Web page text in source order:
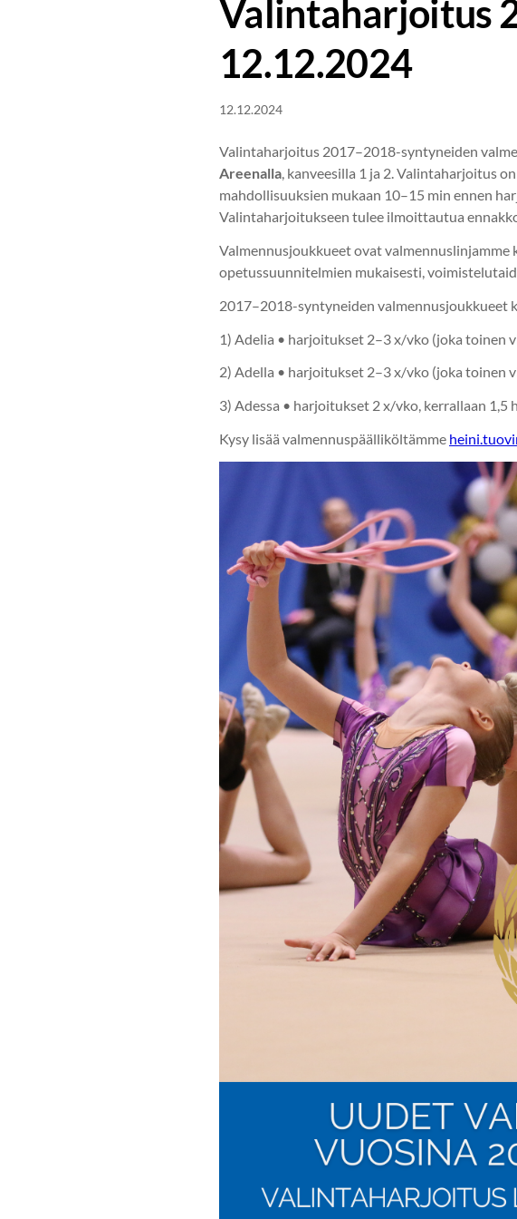
Valintaharjoitus
12.12.2024
12.12.2024
Valintaharjoitus 2017–2018-syntyneiden
Areenalla, kanveesilla 1 ja 2. Valintaharjoitus
mahdollisuuksien mukaan 10–15 min ennen
Valintaharjoitukseen tulee ilmoittautua
Valmennusjoukkueet ovat
opetussuunnitelmien mukaisesti,
2017–2018-syntyneiden valmennusjoukkueet
1) Adelia • harjoitukset 2–3 x/vko (joka toinen
2) Adella • harjoitukset 2–3 x/vko (joka toinen
3) Adessa • harjoitukset 2 x/vko, kerrallaan 1,5
Kysy lisää valmennuspäälliköltämme